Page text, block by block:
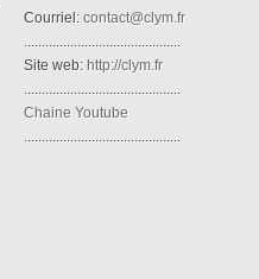
Courriel: contact@clym.fr
............................................
Site web: http://clym.fr
............................................
Chaine Youtube
............................................